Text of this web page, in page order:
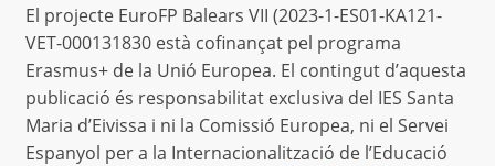
El projecte EuroFP Balears VII (2023-1-ES01-KA121-
VET-000131830 està cofinançat pel programa
Erasmus+ de la Unió Europea. El contingut d’aquesta
publicació és responsabilitat exclusiva del IES Santa
Maria d’Eivissa i ni la Comissió Europea, ni el Servei
Espanyol per a la Internacionalització de l’Educació